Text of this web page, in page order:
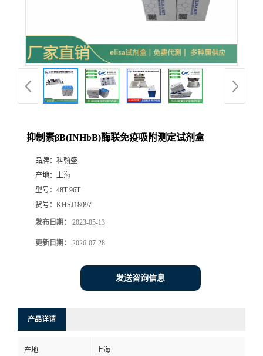
抑制素βB(INHbB)酶联免疫吸附测定试剂盒
品牌： 科翰盛
产地： 上海
型号： 48T 96T
货号： KHSJ18097
发布日期： 2023-05-13
更新日期： 2026-07-28
发送咨询信息
产品详请
产地 上海